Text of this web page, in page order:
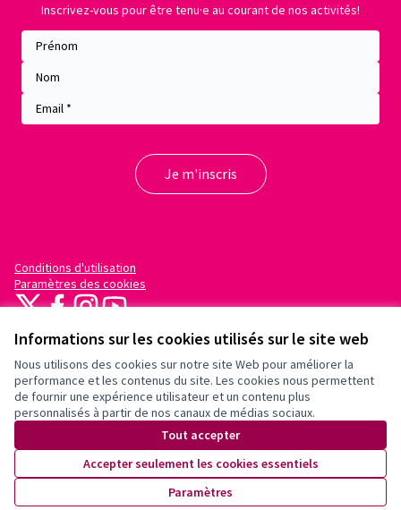
Informations sur les cookies utilisés sur le site web
Nous utilisons des cookies sur notre site Web pour améliorer la
performance et les contenus du site. Les cookies nous permettent
de fournir une expérience utilisateur et un contenu plus
personnalisés à partir de nos canaux de médias sociaux.
Tout accepter
Accepter seulement les cookies essentiels
Paramètres
Inscrivez-vous pour être tenu·e au courant de nos activités!
Conditions d'utilisation
Paramètres des cookies
X
FacebookInstagram
YouTube
(Lien externe)
Site réalisé grâce aulogiciel libre
Decidim
(Lien externe)
.
Un espace démocratique pour vos
communautés